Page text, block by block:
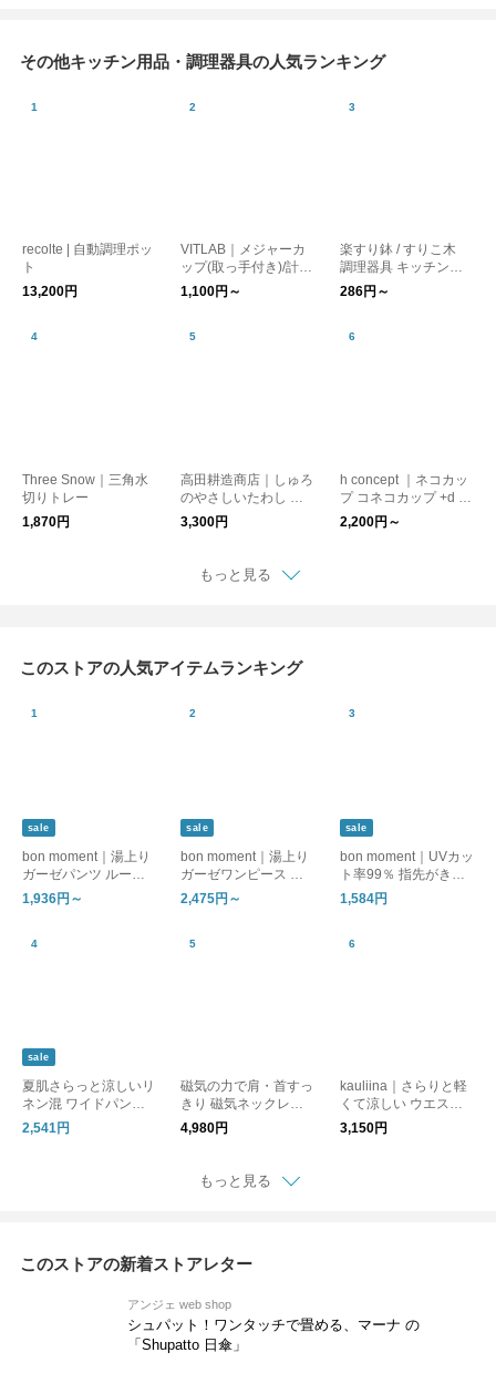
その他キッチン用品・調理器具の人気ランキング
recolte | 自動調理ポッ
ト
13,200円
VITLAB｜メジャーカ
ップ(取っ手付き)/計量
カップ ドイツ製
1,100円～
楽すり鉢 / すりこ木
調理器具 キッチン用
品
286円～
Three Snow｜三角水
切りトレー
1,870円
高田耕造商店｜しゅろ
のやさしいたわし さ
さら 紐つき 大
3,300円
h concept ｜ネコカッ
プ コネコカップ +d 猫
動物
2,200円～
もっと見る
このストアの人気アイテムランキング
sale
bon moment｜湯上り
ガーゼパンツ ルーム
パンツ
1,936円～
sale
bon moment｜湯上り
ガーゼワンピース ル
ームワンピース
2,475円～
sale
bon moment｜UVカッ
ト率99％ 指先がきれ
いに見える アームカ
バー / UPF50＋ メン
1,584円
sale
夏肌さらっと涼しいリ
ネン混 ワイドパンツ /
洗える コットンリネ
ン ベイカーワイドパ
2,541円
磁気の力で肩・首すっ
きり 磁気ネックレス
管理医療機器／MAGS
LIM マグスリム
4,980円
kauliina｜さらりと軽
くて涼しい ウエスト
ドロストブラウス
3,150円
もっと見る
このストアの新着ストアレター
アンジェ web shop
シュパット！ワンタッチで畳める、マーナ の
「Shupatto 日傘」